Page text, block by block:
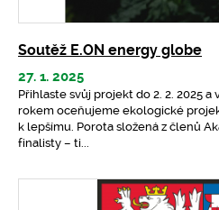
Soutěž E.ON energy globe
27. 1. 2025
Přihlaste svůj projekt do 2. 2. 2025 a
rokem oceňujeme ekologické
k lepšímu. Porota složená z členů
finalisty – ti...